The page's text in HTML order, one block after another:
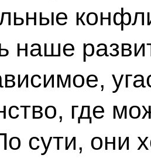
наше
где
сути, они